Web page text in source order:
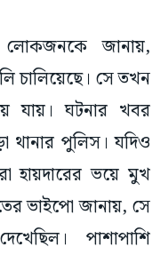
লোকজনকে জানায়,
চালিয়েছে।‌ সে তখন
যায়। ঘটনার খবর
থানার পুলিস। যদিও
হায়দারের ভয়ে মুখ
ভাইপো জানায়, সে
পাশাপাশি